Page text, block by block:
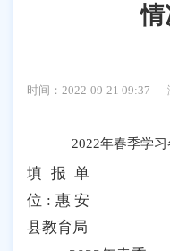
情
时间：2022-09-21 09:37
2022年春季学
填报单
位:惠安
县教育局